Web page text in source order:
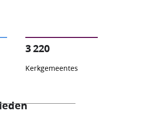
3 220
Kerkgemeentes